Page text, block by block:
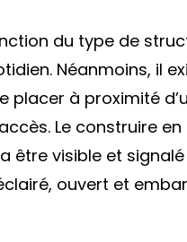
du type de
Néanmoins, il
à proximité
Le construire
être visible et signalé
ouvert et